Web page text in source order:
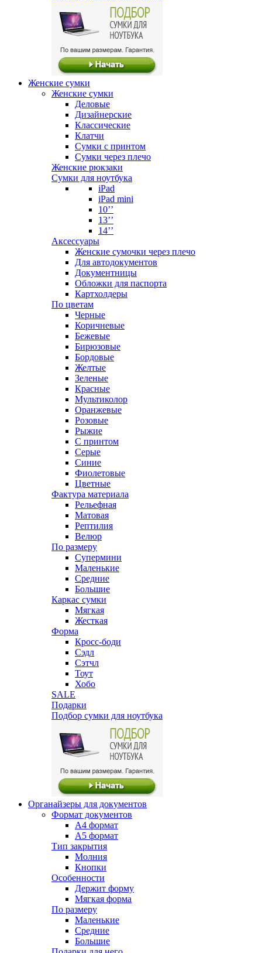
Женские сумки
Женские сумки
Деловые
Дизайнерские
Классические
Клатчи
Сумки с принтом
Сумки через плечо
Женские рюкзаки
Сумки для ноутбука
iPad
iPad mini
10’’
13’’
14’’
Аксессуары
Женские сумочки через плечо
Для автодокументов
Документницы
Обложки для паспорта
Картхолдеры
По цветам
Черные
Коричневые
Бежевые
Бирюзовые
Бордовые
Желтые
Зеленые
Красные
Мультиколор
Оранжевые
Розовые
Рыжие
С принтом
Серые
Синие
Фиолетовые
Цветные
Фактура материала
Рельефная
Матовая
Рептилия
Велюр
По размеру
Супермини
Маленькие
Средние
Большие
Каркас сумки
Мягкая
Жесткая
Форма
Кросс-боди
Сэдл
Сэтчл
Тоут
Хобо
SALE
Подарки
Подбор сумки для ноутбука
Органайзеры для документов
Формат документов
А4 формат
А5 формат
Тип закрытия
Молния
Кнопки
Особенности
Держит форму
Мягкая форма
По размеру
Маленькие
Средние
Большие